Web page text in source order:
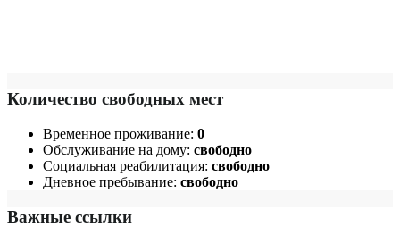
Количество свободных мест
Временное проживание: 0
Обслуживание на дому: свободно
Социальная реабилитация: свободно
Дневное пребывание: свободно
Важные ссылки